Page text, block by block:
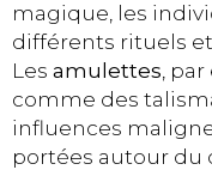
magique, les
différents rituels
Les amulettes,
comme des
influences
portées autour du